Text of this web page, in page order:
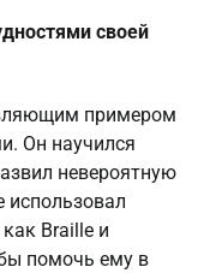
своей
примером
Он научился
невероятную
Braille и
помочь ему в